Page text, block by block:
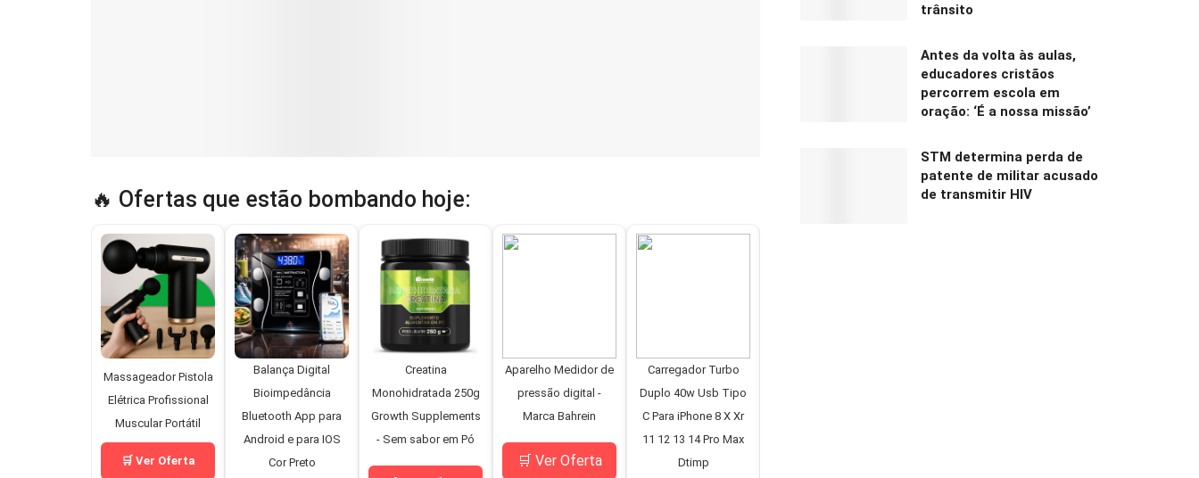
🔥 Ofertas que estão bombando hoje:
Massageador Pistola
Elétrica Profissional
Muscular Portátil
🛒 Ver Oferta
Balança Digital
Bioimpedância
Bluetooth App para
Android e para IOS
Cor Preto
Creatina
Monohidratada 250g
Growth Supplements
- Sem sabor em Pó
Aparelho Medidor de
pressão digital -
Marca Bahrein
🛒 Ver Oferta
Carregador Turbo
Duplo 40w Usb Tipo
C Para iPhone 8 X Xr
11 12 13 14 Pro Max
Dtimp
trânsito
Antes da volta às aulas,
educadores cristãos
percorrem escola em
oração: ‘É a nossa missão’
STM determina perda de
patente de militar acusado
de transmitir HIV